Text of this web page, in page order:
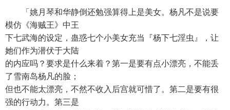
「姚月琴和华静倒还勉强算得上是美女。杨凡不是说要
模仿《海贼王》中王
下七武海的设定，蛊惑七个小美女充当『杨下七淫虫』，让
她们作为潜伏于大陆
的内应吗？要求是什么来着？第一是要有点小漂亮，不能丢
了雪南岛杨凡的脸；
但也不能太漂亮，不然不收入后宫就可惜了。第二是要有很
强的行动力。第三是